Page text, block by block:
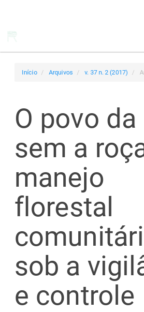
Início Arquivos v. 37 n. 2 (2017)
O povo da
sem a
manejo
florestal
sob a
e controle